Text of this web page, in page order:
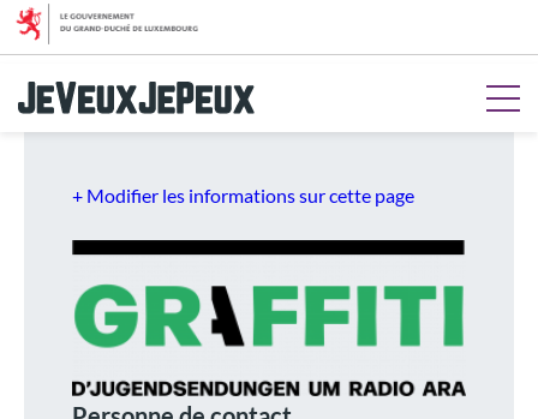
Aller au menu
Aller à la recherche
+ Modifier les informations sur cette page